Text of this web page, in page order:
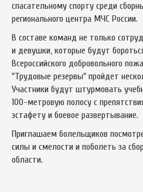
спасательному спорту среди
регионального центра МЧС России.
В составе команд не только
и девушки, которые будут
Всероссийского добровольного
"Трудовые резервы" пройдет
Участники будут штурмовать
100-метровую полосу с
эстафету и боевое развертывание.
Приглашаем болельщиков
силы и смелости и поболеть за
области.